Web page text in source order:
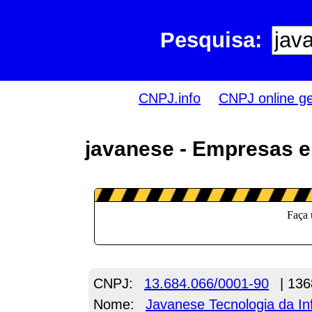
Pesquisa:
CNPJ.info CNPJ online
javanese - Empresas
CNPJ: 13.684.066/0001-90
|
Nome:
Javanese Tecnologia da